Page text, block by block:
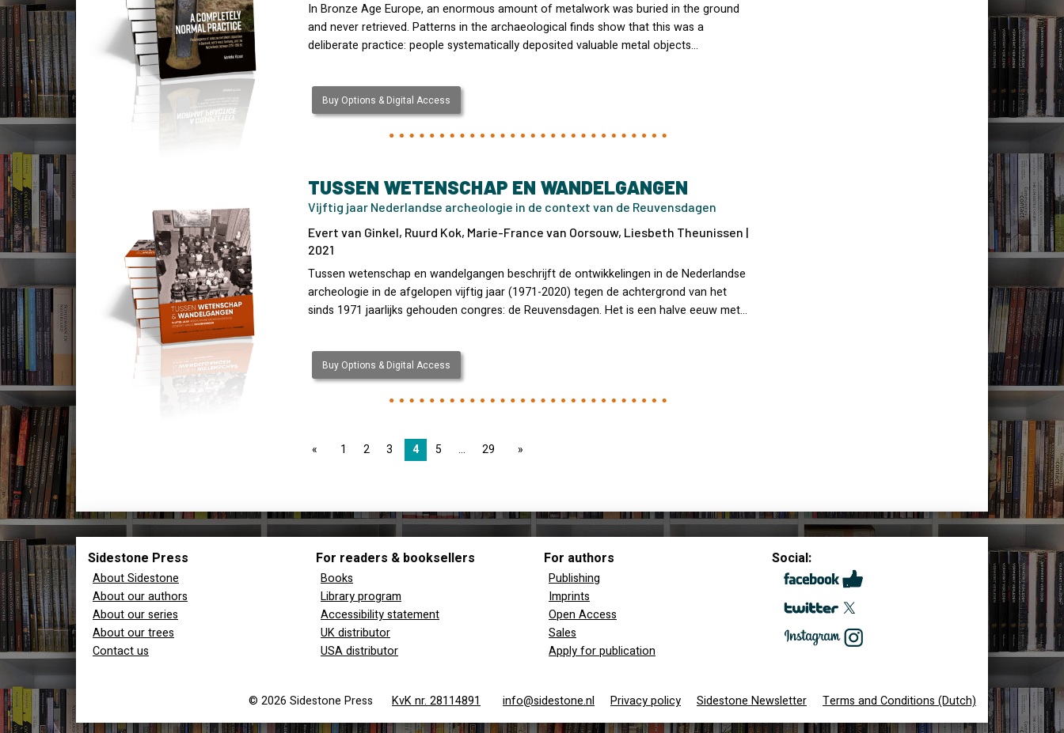
In Bronze Age Europe, an enormous amount of metalwork was buried in the ground
and never retrieved. Patterns in the archaeological finds show that this was a
deliberate practice: people systematically deposited valuable metal objects…
Buy Options & Digital Access
TUSSEN WETENSCHAP EN WANDELGANGEN
Vijftig jaar Nederlandse archeologie in de context van de Reuvensdagen
Evert van Ginkel, Ruurd Kok, Marie-France van Oorsouw, Liesbeth Theunissen |
2021
Tussen wetenschap en wandelgangen beschrijft de ontwikkelingen in de Nederlandse
archeologie in de afgelopen vijftig jaar (1971-2020) tegen de achtergrond van het
sinds 1971 jaarlijks gehouden congres: de Reuvensdagen. Het is een halve eeuw met…
Buy Options & Digital Access
page1 2 3 4 5 29 page
Sidestone Press
About Sidestone
About our authors
About our series
About our trees
Contact us
For readers & booksellers
Books
Library program
Accessibility statement
UK distributor
USA distributor
For authors
Publishing
Imprints
Open Access
Sales
Apply for publication
Social:
© 2026 Sidestone Press KvK nr. 28114891 info@sidestone.nl Privacy policy Sidestone Newsletter Terms and Conditions (Dutch)